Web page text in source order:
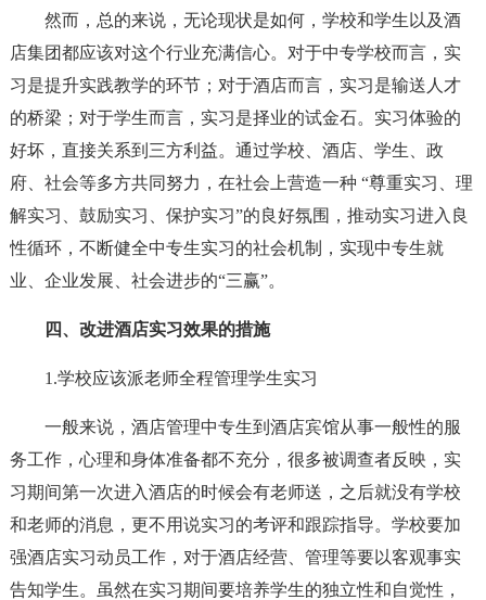
然而，总的来说，无论现状是如何，学校和学生以及酒
店集团都应该对这个行业充满信心。对于中专学校而言，实
习是提升实践教学的环节；对于酒店而言，实习是输送人才
的桥梁；对于学生而言，实习是择业的试金石。实习体验的
好坏，直接关系到三方利益。通过学校、酒店、学生、政
府、社会等多方共同努力，在社会上营造一种 “尊重实习、理
解实习、鼓励实习、保护实习”的良好氛围，推动实习进入良
性循环，不断健全中专生实习的社会机制，实现中专生就
业、企业发展、社会进步的“三赢”。
四、改进酒店实习效果的措施
1.学校应该派老师全程管理学生实习
一般来说，酒店管理中专生到酒店宾馆从事一般性的服
务工作，心理和身体准备都不充分，很多被调查者反映，实
习期间第一次进入酒店的时候会有老师送，之后就没有学校
和老师的消息，更不用说实习的考评和跟踪指导。学校要加
强酒店实习动员工作，对于酒店经营、管理等要以客观事实
告知学生。虽然在实习期间要培养学生的独立性和自觉性，